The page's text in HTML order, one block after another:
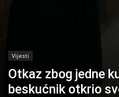
Vijesti
Otkaz zbog jedne
beskućnik otkrio